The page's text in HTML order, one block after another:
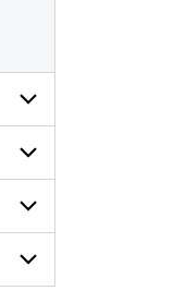
Undersidor
för
Radar
och
satellit
Undersidor
för
Väder
till
havs
Undersidor
för